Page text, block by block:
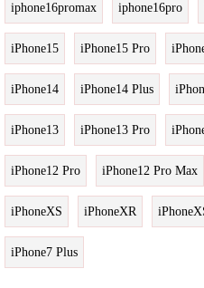
iphone16promax iphone16pro
iPhone15 iPhone15 Pro
iPhone14 iPhone14 Plus
iPhone13 iPhone13 Pro
iPhone12 Pro iPhone12 Pro Max
iPhoneXS iPhoneXR
iPhone7 Plus